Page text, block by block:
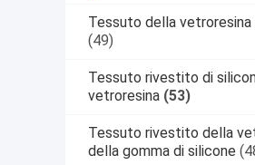
Tessuto della vetroresina
(49)
Tessuto rivestito di
vetroresina (53)
Tessuto rivestito della
della gomma di silicone